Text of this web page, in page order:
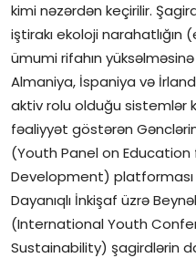
kimi nəzərdən keçirilir.
iştirakı ekoloji
ümumi rifahın
Almaniya, İspaniya və
aktiv rolu olduğu sistemlər
fəaliyyət göstərən
(Youth Panel on
Development)
Dayanıqlı İnkişaf üzrə
(International Youth
Sustainability) şagirdlərin